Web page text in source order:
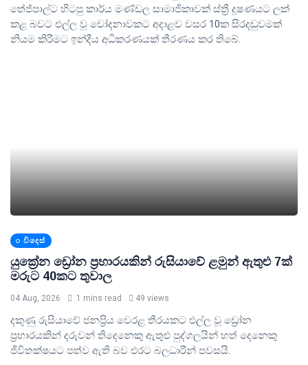
තේජ්පාල්ට හිටපු කාර්ය මණ්ඩල සාමාජිකාවක් ස්ත්‍රී දූෂණයට ලක්
කළ බවට එල්ල වූ චෝදනාවකට අදාළව වසර 10ක සිරදඬුවමක්
නියම කිරීමට ඉන්දීය අධිකරණයක් තීරණය කර තිබේ.
විදෙස්
යුක්‍රේන ඩ්‍රෝන ප්‍රහාරයකින් රුසියාවේ ළමුන් ඇතුළු 7ක්
මරුට 40කට තුවාල
04 Aug, 2026 1 mins read 49 views
දකුණු රුසියාවේ ජනප්‍රිය වෙරළ තීරයකට එල්ල වූ ඩ්‍රෝන
ප්‍රහාරයකින් දරුවන් තිදෙනෙකු ඇතුළු පුද්ගලයින් හත් දෙනෙකු
ජීවිතක්ෂයට පත්ව ඇති බව එරට බලධාරීන් පවසයි.